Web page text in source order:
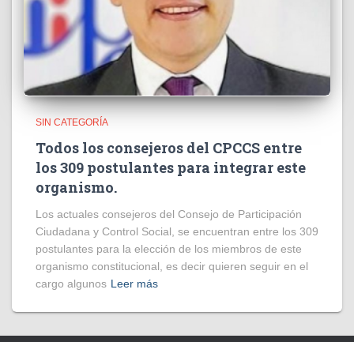
SIN CATEGORÍA
Todos los consejeros del CPCCS entre
los 309 postulantes para integrar este
organismo.
Los actuales consejeros del Consejo de Participación
Ciudadana y Control Social, se encuentran entre los 309
postulantes para la elección de los miembros de este
organismo constitucional, es decir quieren seguir en el
cargo algunos Leer más